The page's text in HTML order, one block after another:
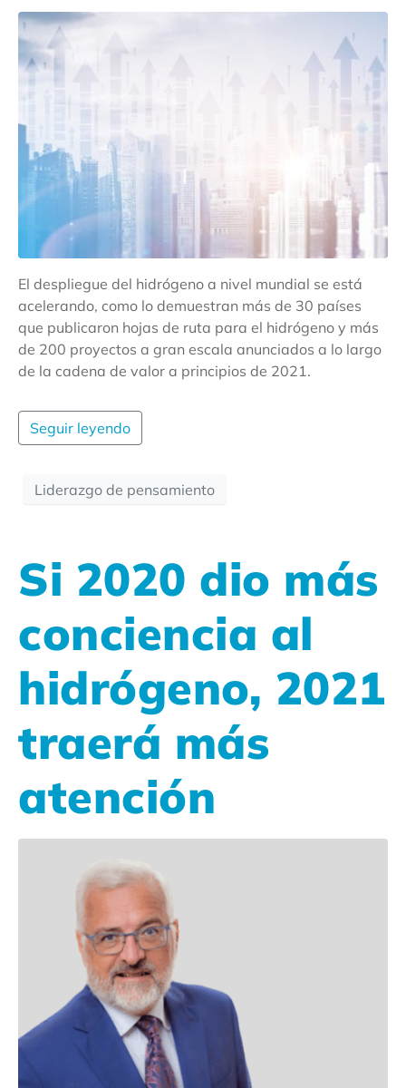
El despliegue del hidrógeno a nivel mundial se está
acelerando, como lo demuestran más de 30 países
que publicaron hojas de ruta para el hidrógeno y más
de 200 proyectos a gran escala anunciados a lo largo
de la cadena de valor a principios de 2021.
Seguir leyendo
Liderazgo de pensamiento
Si 2020 dio más
conciencia al
hidrógeno, 2021
traerá más
atención